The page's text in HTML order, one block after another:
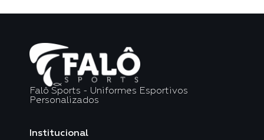
Falô Sports - Uniformes Esportivos
Personalizados
Institucional